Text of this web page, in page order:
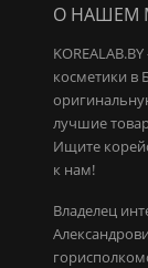
О НАШЕМ
косметики в
лучшие
Ищите
к нам!
Владелец